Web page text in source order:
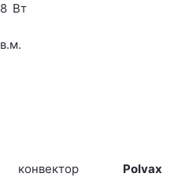
Вт
конвектор Polvax